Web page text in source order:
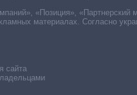
сайта
«Позиция», «Партнерский
материалах. Согласно